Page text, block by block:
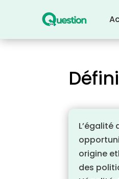
origine
des